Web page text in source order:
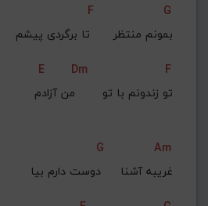
F
G
بمونم منتظر      تا برگردی پیشم
E
Dm
F
تو زندونم با تو       من آزادم
G
Am
غریبه آشنا     دوست دارم بیا